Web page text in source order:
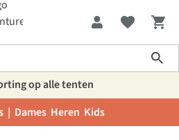
op alle tenten
| Dames Heren Kids